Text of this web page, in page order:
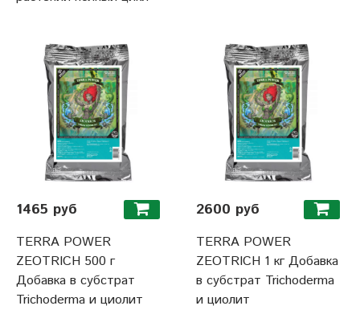
1465 руб
TERRA POWER
ZEOTRICH 500 г
Добавка в субстрат
Trichoderma и циолит
2600 руб
TERRA POWER
ZEOTRICH 1 кг Добавка
в субстрат Trichoderma
и циолит